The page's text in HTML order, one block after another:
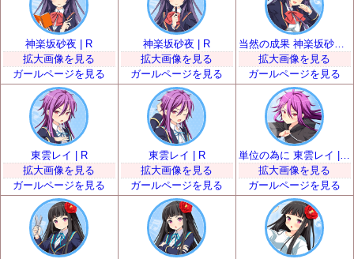
神楽坂砂夜 | R
拡大画像を見る
ガールページを見る
神楽坂砂夜 | R
拡大画像を見る
ガールページを見る
当然の成果 神楽坂砂夜 | SR
拡大画像を見る
ガールページを見る
東雲レイ | R
拡大画像を見る
ガールページを見る
東雲レイ | R
拡大画像を見る
ガールページを見る
拡大画像を見る
ガールページを見る